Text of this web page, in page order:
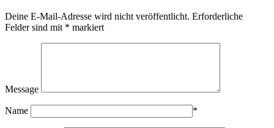
Deine E-Mail-Adresse wird nicht veröffentlicht. Erforderliche
Felder sind mit * markiert
Message
Name *